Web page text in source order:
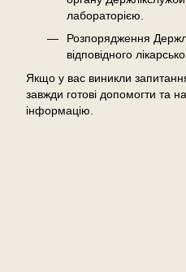
лабораторією.
Розпорядження
відповідного
Якщо у вас виникли
завжди готові допомогти та
інформацію.